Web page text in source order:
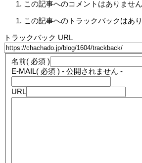
この記事へのコメントはありません
この記事へのトラックバックはあり
トラックバック URL
名前( 必須 )
E-MAIL( 必須 ) - 公開されません -
URL